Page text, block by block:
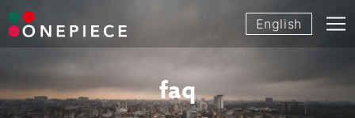
Skip
to
English
faq